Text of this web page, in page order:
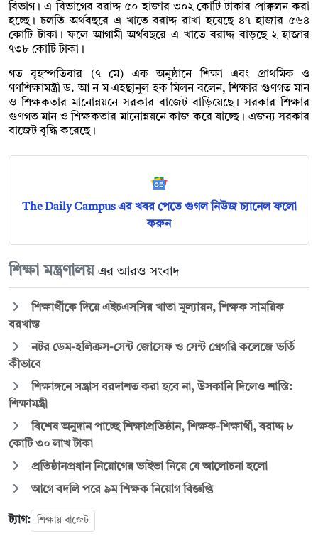
বিভাগ। এ বিভাগের বরাদ্দ ৫০ হাজার ৩০২ কোটি টাকার প্রাক্কলন করা
হচ্ছে। চলতি অর্থবছরে এ খাতে বরাদ্দ রাখা হয়েছে ৪৭ হাজার ৫৬৪
কোটি টাকা। ফলে আগামী অর্থবছরে এ খাতে বরাদ্দ বাড়ছে ২ হাজার
৭৩৮ কোটি টাকা।
গত বৃহস্পতিবার (৭ মে) এক অনুষ্ঠানে শিক্ষা এবং প্রাথমিক ও
গণশিক্ষামন্ত্রী ড. আ ন ম এহছানুল হক মিলন বলেন, শিক্ষার গুণগত মান
ও শিক্ষকতার মানোন্নয়নে সরকার বাজেট বাড়িয়েছে। সরকার শিক্ষার
গুণগত মান ও শিক্ষকতার মানোন্নয়নে কাজ করে যাচ্ছে। এজন্য সরকার
বাজেট বৃদ্ধি করেছে।
The Daily Campus এর খবর পেতে গুগল নিউজ চ্যানেল ফলো
করুন
শিক্ষা মন্ত্রণালয় এর আরও সংবাদ
শিক্ষার্থীকে দিয়ে এইচএসসির খাতা মূল্যায়ন, শিক্ষক সাময়িক
বরখাস্ত
নটর ডেম-হলিক্রস-সেন্ট জোসেফ ও সেন্ট গ্রেগরি কলেজে ভর্তি
কীভাবে
শিক্ষাঙ্গনে সন্ত্রাস বরদাশত করা হবে না, উসকানি দিলেও শাস্তি:
শিক্ষামন্ত্রী
বিশেষ অনুদান পাচ্ছে শিক্ষাপ্রতিষ্ঠান, শিক্ষক-শিক্ষার্থী, বরাদ্দ ৮
কোটি ৩০ লাখ টাকা
প্রতিষ্ঠানপ্রধান নিয়োগের ভাইভা নিয়ে যে আলোচনা হলো
আগে বদলি পরে ৯ম শিক্ষক নিয়োগ বিজ্ঞপ্তি
ট্যাগ: শিক্ষায় বাজেট